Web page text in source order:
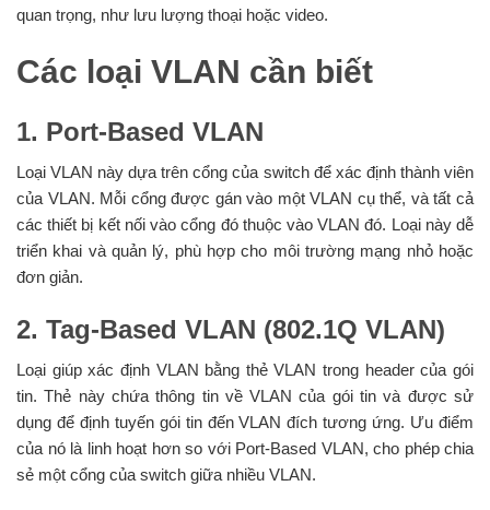
quan trọng, như lưu lượng thoại hoặc video.
Các loại VLAN cần biết
1. Port-Based VLAN
Loại VLAN này dựa trên cổng của switch để xác định thành viên
của VLAN. Mỗi cổng được gán vào một VLAN cụ thể, và tất cả
các thiết bị kết nối vào cổng đó thuộc vào VLAN đó. Loại này dễ
triển khai và quản lý, phù hợp cho môi trường mạng nhỏ hoặc
đơn giản.
2. Tag-Based VLAN (802.1Q VLAN)
Loại giúp xác định VLAN bằng thẻ VLAN trong header của gói
tin. Thẻ này chứa thông tin về VLAN của gói tin và được sử
dụng để định tuyến gói tin đến VLAN đích tương ứng. Ưu điểm
của nó là linh hoạt hơn so với Port-Based VLAN, cho phép chia
sẻ một cổng của switch giữa nhiều VLAN.